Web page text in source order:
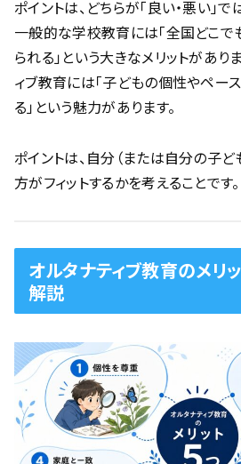
ポイントは、どちらが「良い・悪い」
一般的な学校教育には「全国どこ
られる」という大きなメリットがあり
ィブ教育には「子どもの個性やペー
る」という魅力があります。
ポイントは、自分（または自分の子ど
方がフィットするかを考えることです。
オルタナティブ教育のメリ
解説